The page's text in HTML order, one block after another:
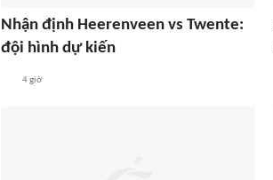
Nhận định Heerenveen vs Twente:
đội hình dự kiến
4 giờ